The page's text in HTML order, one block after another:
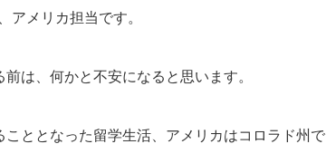
アメリカ担当です。
は、何かと不安になると思います。
ととなった留学生活、アメリカはコロラド州で